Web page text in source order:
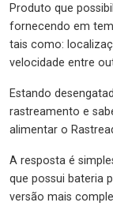
Produto que
fornecendo em
tais como:
velocidade entre
Estando
rastreamento e
alimentar o
A resposta é
que possui bateria
versão mais